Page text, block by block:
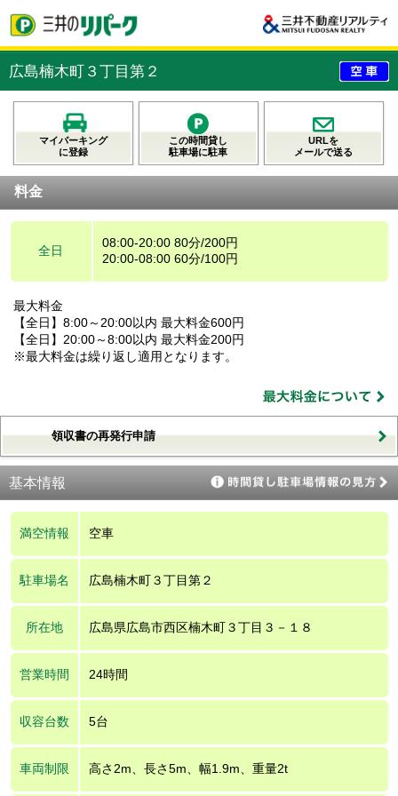
広島楠木町３丁目第２
マイパーキング
に登録
この時間貸し
駐車場に駐車
URLを
メールで送る
料金
全日
08:00-20:00 80分/200円
20:00-08:00 60分/100円
最大料金
【全日】8:00～20:00以内 最大料金600円
【全日】20:00～8:00以内 最大料金200円
※最大料金は繰り返し適用となります。
領収書の再発行申請
基本情報
満空情報 空車
駐車場名 広島楠木町３丁目第２
所在地 広島県広島市西区楠木町３丁目３－１８
営業時間 24時間
収容台数 5台
車両制限 高さ2m、長さ5m、幅1.9m、重量2t